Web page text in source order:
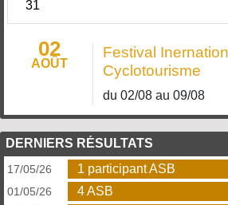
31
02
AOÛT
Festival
Cyclotourisme
du 02/08 au 09/08
DERNIERS RÉSULTATS
17/05/26 1 participant ASB
01/05/26 4 ASB